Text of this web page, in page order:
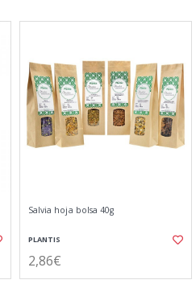
Salvia hoja bolsa 40g
PLANTIS
2,86€